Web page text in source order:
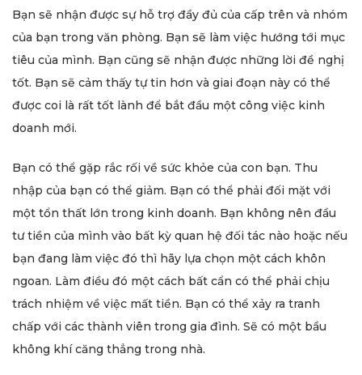
Bạn sẽ nhận được sự hỗ trợ đầy đủ của cấp trên và nhóm
của bạn trong văn phòng. Bạn sẽ làm việc hướng tới mục
tiêu của mình. Bạn cũng sẽ nhận được những lời đề nghị
tốt. Bạn sẽ cảm thấy tự tin hơn và giai đoạn này có thể
được coi là rất tốt lành để bắt đầu một công việc kinh
doanh mới.
Bạn có thể gặp rắc rối về sức khỏe của con bạn. Thu
nhập của bạn có thể giảm. Bạn có thể phải đối mặt với
một tổn thất lớn trong kinh doanh. Bạn không nên đầu
tư tiền của mình vào bất kỳ quan hệ đối tác nào hoặc nếu
bạn đang làm việc đó thì hãy lựa chọn một cách khôn
ngoan. Làm điều đó một cách bất cẩn có thể phải chịu
trách nhiệm về việc mất tiền. Bạn có thể xảy ra tranh
chấp với các thành viên trong gia đình. Sẽ có một bầu
không khí căng thẳng trong nhà.